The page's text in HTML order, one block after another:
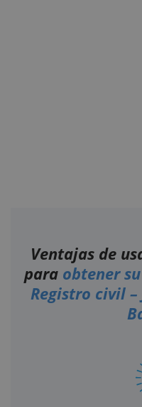
Ventajas de
para obtener
Registro civil –